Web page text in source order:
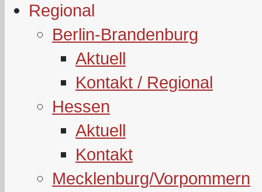
Regional
Berlin-Brandenburg
Aktuell
Kontakt / Regional
Hessen
Aktuell
Kontakt
Mecklenburg/Vorpommern